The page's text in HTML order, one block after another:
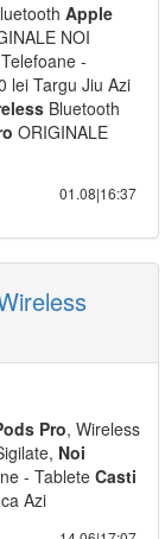
Apple
NOI
-
lei Targu Jiu Azi
Bluetooth
ORIGINALE
01.08|16:37
Pro, Wireless
Noi
- Tablete Casti
Azi